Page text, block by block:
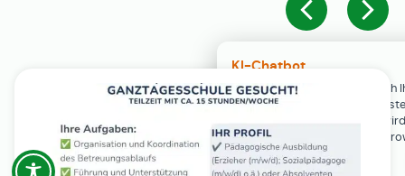
KI-Chatbot
Der KI-Chatbot steht erst nach
Einwilligung in den Cookie-
Verfügung. Der Chat-Verlauf
ausschließlich lokal in Ihrem
gespeichert.